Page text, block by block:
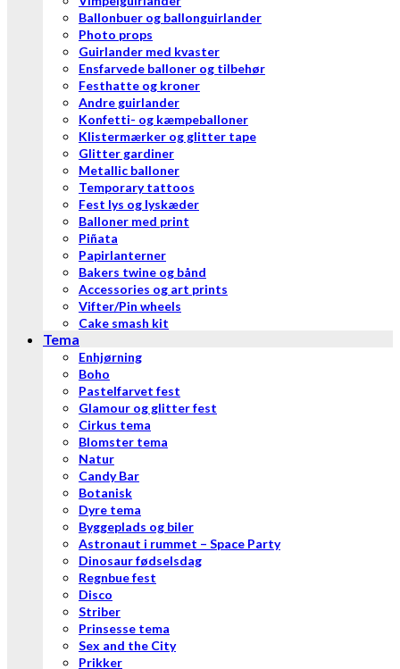
Ballonbuer og ballonguirlander
Photo props
Guirlander med kvaster
Ensfarvede balloner og tilbehør
Festhatte og kroner
Andre guirlander
Konfetti- og kæmpeballoner
Klistermærker og glitter tape
Glitter gardiner
Metallic balloner
Temporary tattoos
Fest lys og lyskæder
Balloner med print
Piñata
Papirlanterner
Bakers twine og bånd
Accessories og art prints
Vifter/Pin wheels
Cake smash kit
Tema
Enhjørning
Boho
Pastelfarvet fest
Glamour og glitter fest
Cirkus tema
Blomster tema
Natur
Candy Bar
Botanisk
Dyre tema
Byggeplads og biler
Astronaut i rummet – Space Party
Dinosaur fødselsdag
Regnbue fest
Disco
Striber
Prinsesse tema
Sex and the City
Prikker